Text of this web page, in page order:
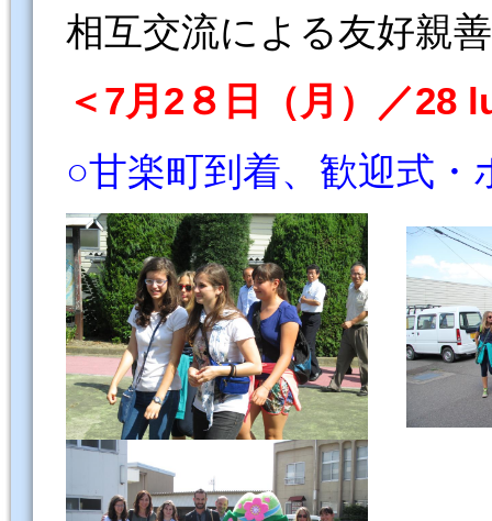
相互交流による友好親
＜7月2８日（月）／28
○甘楽町到着、歓迎式